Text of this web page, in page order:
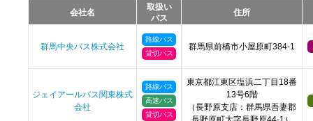
会社名
取扱い
バス
住所
群馬中央バス株式会社
路線バス
貸切バス
群馬県前橋市小屋原町384-1
ジェイアールバス関東株式
会社
路線バス
高速バス
貸切バス
東京都江東区塩浜二丁目18番
13号6階
（長野原支店：群馬県吾妻郡